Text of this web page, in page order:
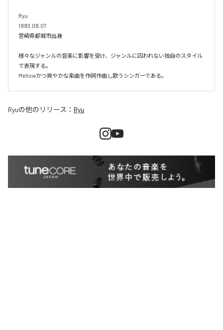
Ryu
1993.08.07
宮崎県都城市出身
様々なジャンルの音楽に影響を受け、ジャンルに囚われない独自のスタイル
で表現する。
Mellowかつ爽やかな楽曲を作詞作曲し歌うシンガーである。
Ryuの他のリリース： Ryu